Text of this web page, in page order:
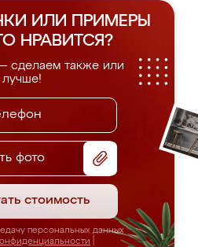
ИЛИ ПРИМЕРЫ
НРАВИТСЯ?
сделаем также или
лучше!
фото
стоимость
персональных данных